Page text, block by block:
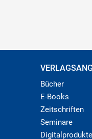
Bücher
E-Books
Zeitschriften
Seminare
Digitalprodukte